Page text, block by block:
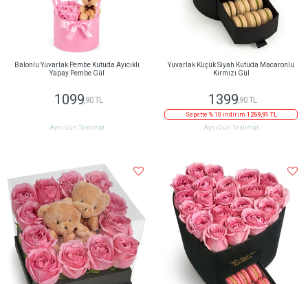
Balonlu Yuvarlak Pembe Kutuda Ayıcıklı
Yapay Pembe Gül
1099 ,90 TL
Aynı Gün Teslimat
Yuvarlak Küçük Siyah Kutuda Macaronlu
Kırmızı Gül
1399 ,90 TL
Sepette % 10 indirim 1259,91 TL
Aynı Gün Teslimat